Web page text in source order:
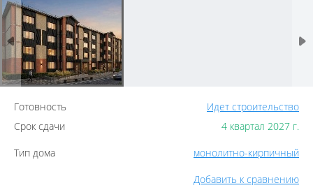
Готовность
Идет строительство
Срок сдачи
4 квартал 2027 г.
Тип дома
монолитно-кирпичный
Добавить к сравнению